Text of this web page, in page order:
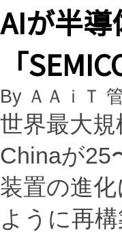
AIが半
「
By ＡＡｉＴ
世界最大
Chinaが25
装置の進
ように再